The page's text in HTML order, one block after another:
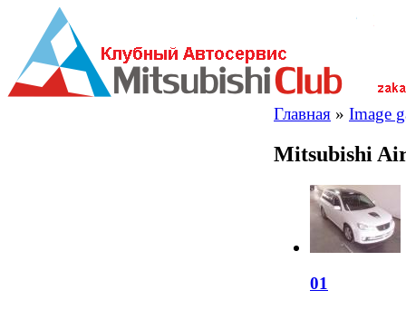
Главная » Image
Mitsubishi
01